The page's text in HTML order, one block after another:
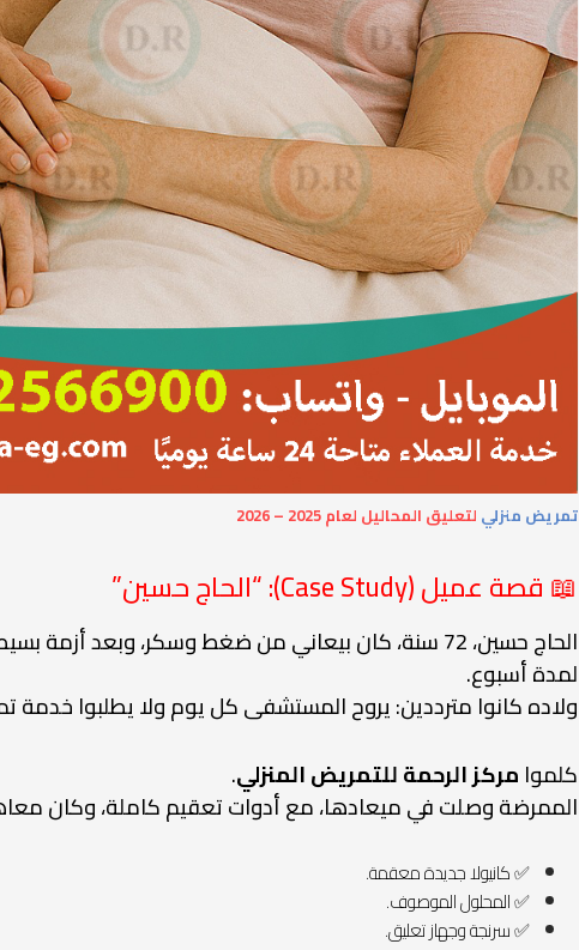
تمريض منزلي لتعليق المحاليل لعام 2025 – 2026
📖 قصة عميل (Case Study): “الحاج حسين”
الحاج حسين، 72 سنة، كان بيعاني من ضغط وسكر، وبعد
لمدة أسبوع.
ولاده كانوا مترددين: يروح المستشفى كل يوم ولا يطلبوا خدمة
كلموا مركز الرحمة للتمريض المنزلي.
الممرضة وصلت في ميعادها، مع أدوات تعقيم كاملة، وكان
✅ كانيولا جديدة معقمة.
✅ المحلول الموصوف.
✅ سرنجة وجهاز تعليق.